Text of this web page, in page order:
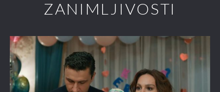
ZANIMLJIVOSTI